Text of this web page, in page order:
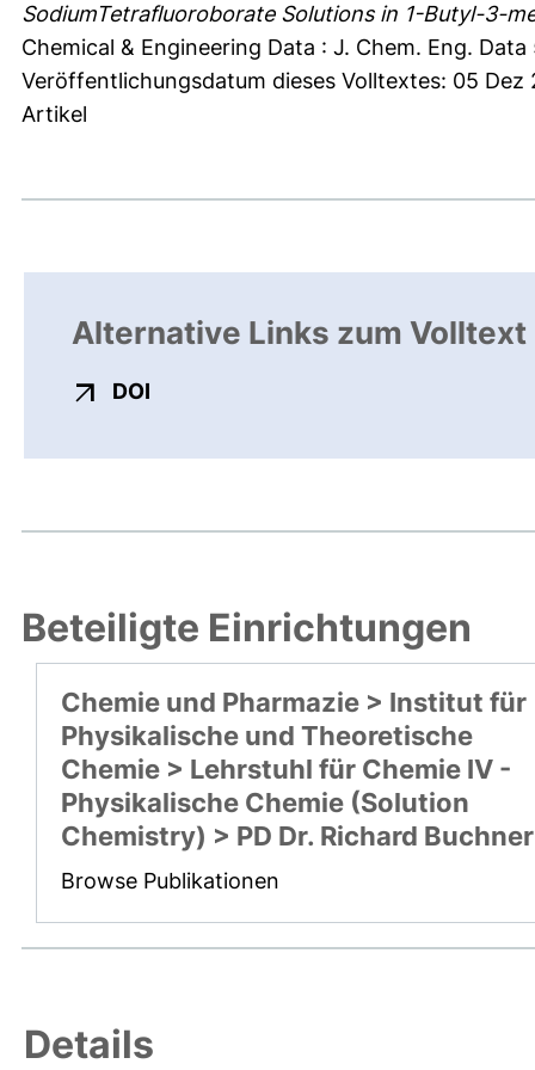
SodiumTetrafluoroborate Solutions in 1-Butyl-3-
Chemical & Engineering Data : J. Chem. Eng. Data
Veröffentlichungsdatum dieses Volltextes: 05 Dez
Artikel
Alternative Links zum Volltext
DOI
Beteiligte Einrichtungen
Chemie und Pharmazie > Institut für
Physikalische und Theoretische
Chemie > Lehrstuhl für Chemie IV -
Physikalische Chemie (Solution
Chemistry) > PD Dr. Richard Buchner
Browse Publikationen
Details